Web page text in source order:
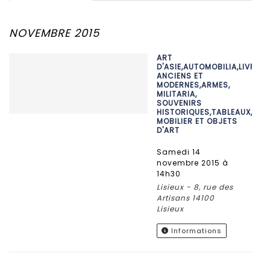
NOVEMBRE 2015
ART
D'ASIE,AUTOMOBILIA,LIVRES
ANCIENS ET
MODERNES,ARMES,
MILITARIA,
SOUVENIRS
HISTORIQUES,TABLEAUX,
MOBILIER ET OBJETS
D'ART
samedi 14
novembre 2015 à
14h30
Lisieux - 8, rue des
Artisans 14100
Lisieux
Informations